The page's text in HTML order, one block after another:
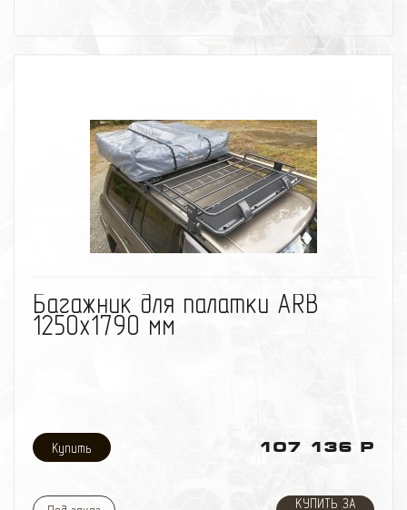
Багажник для палатки ARB
1250x1790 мм
107 136 Р
КУПИТЬ ЗА